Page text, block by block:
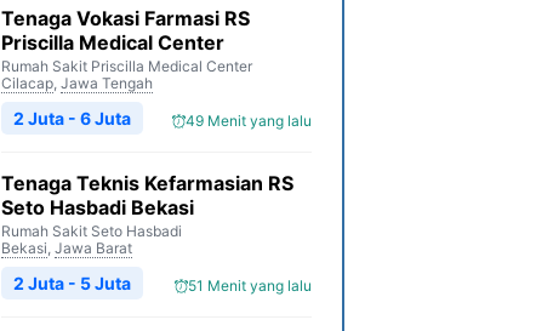
Tenaga Vokasi Farmasi RS
Priscilla Medical Center
Rumah Sakit Priscilla Medical Center
Cilacap, Jawa Tengah
49 Menit yang lalu
2 Juta - 6 Juta
Tenaga Teknis Kefarmasian RS
Seto Hasbadi Bekasi
Rumah Sakit Seto Hasbadi
Bekasi, Jawa Barat
51 Menit yang lalu
2 Juta - 5 Juta